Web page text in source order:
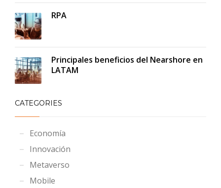
RPA
Principales beneficios del Nearshore en
LATAM
CATEGORIES
Economía
Innovación
Metaverso
Mobile